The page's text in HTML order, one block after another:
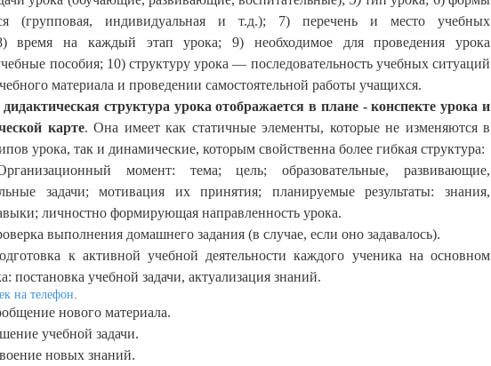
(групповая, индивидуальная и т.д.); 7) перечень и место учеб­ных
время на каждый этап урока; 9) необходимое для проведения урока
пособия; 10) структуру урока — последователь­ность учебных ситуаций
материала и прове­дении самостоятельной работы учащихся.
дидактическая структура урокаотображается в плане - конспекте урока и
карте. Она имеет как статичные элементы, которые не изменяются в
урока, так и динамические, которым свойственна более гибкая структура:
момент: тема; цель; образовательные, развивающие,
задачи; мотивация их принятия; планируемые результаты: знания,
личностно формирующая направленность урока.
выполнения домашнего задания (в случае, если оно задавалось).
к активной учебной деятельности каждого ученика на основном
постановка учебной задачи, актуализация знаний.
на телефон.
нового материала.
учебной задачи.
новых знаний.